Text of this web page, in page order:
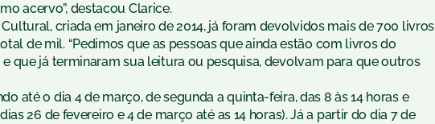
acervo”, destacou Clarice.
criada em janeiro de 2014, já foram devolvidos mais de 700 livros
de mil. “Pedimos que as pessoas que ainda estão com livros do
que já terminaram sua leitura ou pesquisa, devolvam para que outros
até o dia 4 de março, de segunda a quinta-feira, das 8 às 14 horas e
26 de fevereiro e 4 de março até as 14 horas). Já a partir do dia 7 de